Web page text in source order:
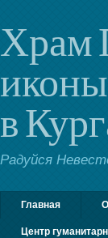
Храм
в
Радуйся
Главная
Центр